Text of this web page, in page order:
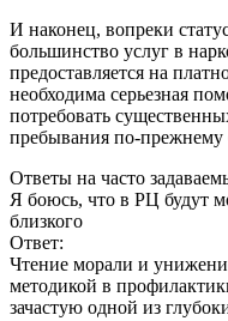
И наконец, вопреки
большинство услуг в
предоставляется на
необходима серьезная
потребовать
пребывания по-прежнему
Ответы на часто
Я боюсь, что в РЦ будут
близкого
Ответ:
Чтение морали и
методикой в
зачастую одной из